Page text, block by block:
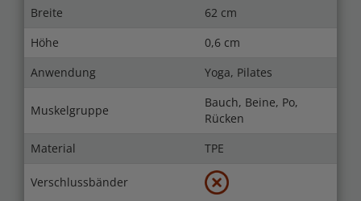
Breite
62 cm
Höhe
0,6 cm
Anwendung
Yoga, Pilates
Muskelgruppe
Bauch, Beine, Po,
Rücken
Material
TPE
Verschlussbänder